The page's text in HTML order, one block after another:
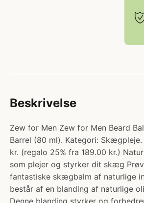
Beskrivelse
Zew for Men Zew for Men Beard
Barrel (80 ml). Kategori: Skægpleje.
kr. (regalo 25% fra 189.00 kr.)
som plejer og styrker dit skæg
fantastiske skægbalm af naturlige
består af en blanding af naturlige
Denne blanding styrker og